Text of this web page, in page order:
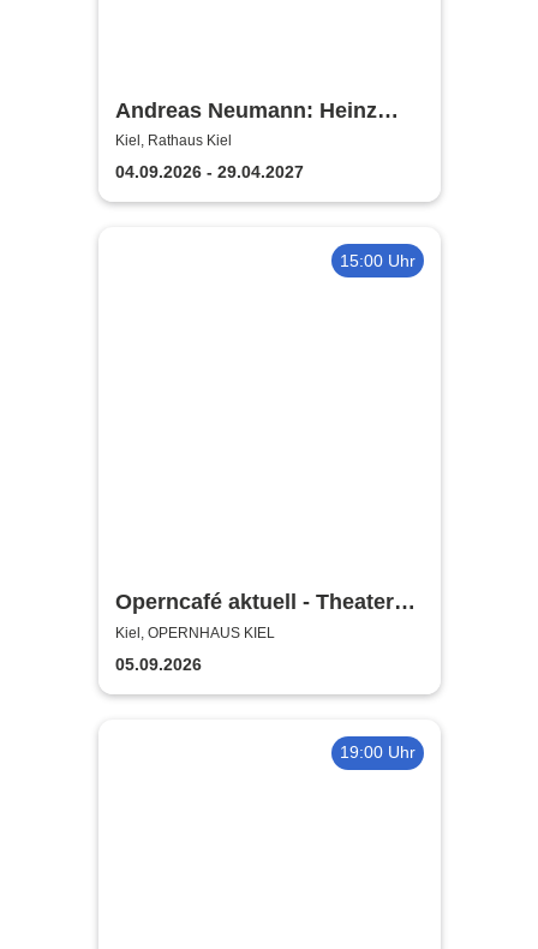
Andreas Neumann: Heinz
Erhardt Dinner Show
Kiel, Rathaus Kiel
04.09.2026 - 29.04.2027
15:00 Uhr
Operncafé aktuell - Theater
Kiel
Kiel, OPERNHAUS KIEL
05.09.2026
19:00 Uhr